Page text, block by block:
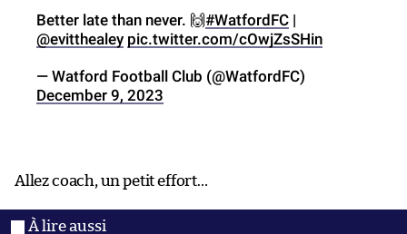
Better late than never. 🙌#WatfordFC |
@evitthealey pic.twitter.com/cOwjZsSHin
— Watford Football Club (@WatfordFC)
December 9, 2023
Allez coach, un petit effort…